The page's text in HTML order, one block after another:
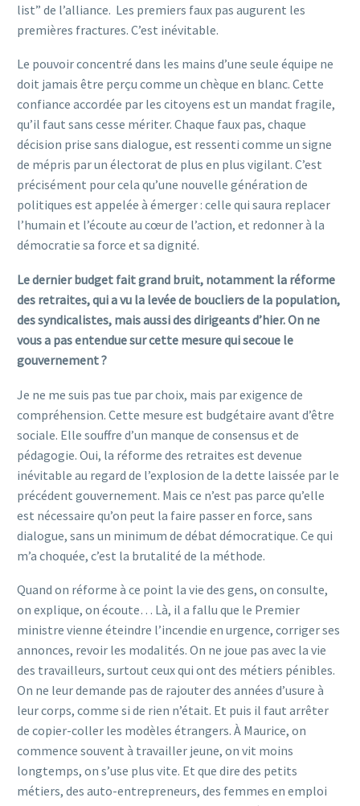
list” de l’alliance. Les premiers faux pas augurent les
premières fractures. C’est inévitable.
Le pouvoir concentré dans les mains d’une seule équipe ne
doit jamais être perçu comme un chèque en blanc. Cette
confiance accordée par les citoyens est un mandat fragile,
qu’il faut sans cesse mériter. Chaque faux pas, chaque
décision prise sans dialogue, est ressenti comme un signe
de mépris par un électorat de plus en plus vigilant. C’est
précisément pour cela qu’une nouvelle génération de
politiques est appelée à émerger : celle qui saura replacer
l’humain et l’écoute au cœur de l’action, et redonner à la
démocratie sa force et sa dignité.
Le dernier budget fait grand bruit, notamment la réforme
des retraites, qui a vu la levée de boucliers de la population,
des syndicalistes, mais aussi des dirigeants d’hier. On ne
vous a pas entendue sur cette mesure qui secoue le
gouvernement ?
Je ne me suis pas tue par choix, mais par exigence de
compréhension. Cette mesure est budgétaire avant d’être
sociale. Elle souffre d’un manque de consensus et de
pédagogie. Oui, la réforme des retraites est devenue
inévitable au regard de l’explosion de la dette laissée par le
précédent gouvernement. Mais ce n’est pas parce qu’elle
est nécessaire qu’on peut la faire passer en force, sans
dialogue, sans un minimum de débat démocratique. Ce qui
m’a choquée, c’est la brutalité de la méthode.
Quand on réforme à ce point la vie des gens, on consulte,
on explique, on écoute… Là, il a fallu que le Premier
ministre vienne éteindre l’incendie en urgence, corriger ses
annonces, revoir les modalités. On ne joue pas avec la vie
des travailleurs, surtout ceux qui ont des métiers pénibles.
On ne leur demande pas de rajouter des années d’usure à
leur corps, comme si de rien n’était. Et puis il faut arrêter
de copier-coller les modèles étrangers. À Maurice, on
commence souvent à travailler jeune, on vit moins
longtemps, on s’use plus vite. Et que dire des petits
métiers, des auto-entrepreneurs, des femmes en emploi